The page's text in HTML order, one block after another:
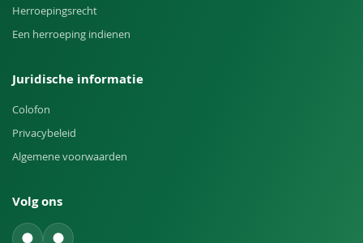
Herroepingsrecht
Een herroeping indienen
Juridische informatie
Colofon
Privacybeleid
Algemene voorwaarden
Volg ons